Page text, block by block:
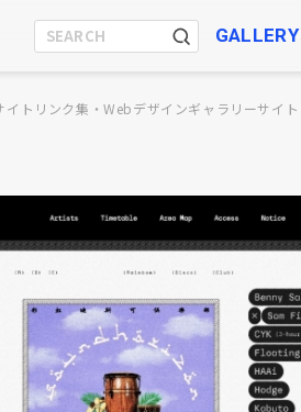
GALLERY
トリンク集・Webデザインギャラリーサイト